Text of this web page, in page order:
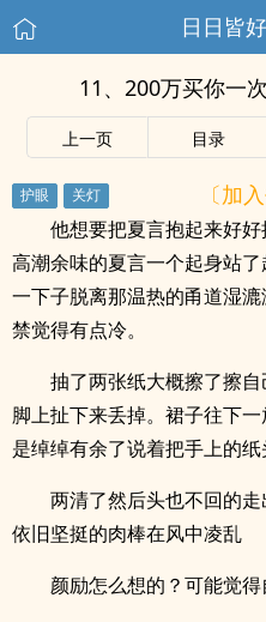
日日皆
11、200万买你一
上一页 目录
〔加
他想要把夏言抱起来好
高潮余味的夏言一个起身站
一下子脱离那温热的甬道湿
禁觉得有点冷。
抽了两张纸大概擦了擦
脚上扯下来丢掉。裙子往下
是绰绰有余了说着把手上的纸
两清了然后头也不回的
依旧坚挺的肉棒在风中凌乱
颜励怎么想的？可能觉